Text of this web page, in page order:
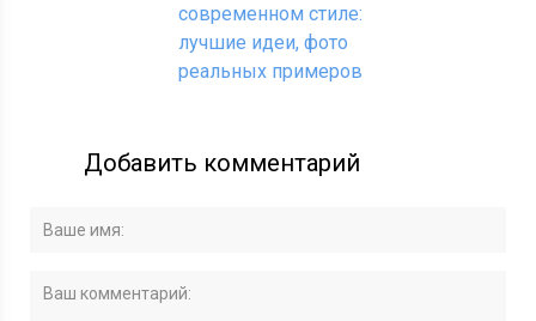
современном стиле:
лучшие идеи, фото
реальных примеров
Добавить комментарий